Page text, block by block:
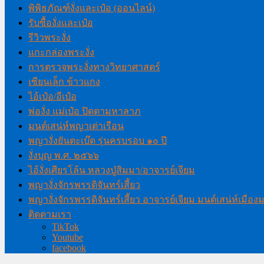
พิพิธภัณฑ์งั่งและเป๋อ (ออนไลน์)
รับซื้องั่งและเป๋อ
รีวิวพระงั่ง
แกะกล่องพระงั่ง
การตรวจพระงั่งทางวิทยาศาสตร์
เซียนเล็ก ข้าวแกง
ไอ้เป๋อ/อีเป๋อ
พ่องั่ง แม่เป๋อ ปิดตามหาลาภ
มนต์เสน่ห์พญาเต่าเรือน
พญางั่งยันตะเบ๊ด รุ่นครบรอบ ๑๐ ปี
งั่งบุญ พ.ศ. ๒๕๖๖
ไอ้งั่งเศียรโล้น หลวงปู่สิมมา/อาจารย์เจียม
พญางั่งจักรพรรดิจันทร์เสี้ยว
พญางั่งจักรพรรดิจันทร์เสี้ยว อาจารย์เจียม มนต์เสน่ห์เมือง
ติดตามเรา
TikTok
Youtube
facebook